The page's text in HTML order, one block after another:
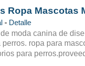
Ropa Mascotas
- Detalle
de moda canina de
ropa para
para